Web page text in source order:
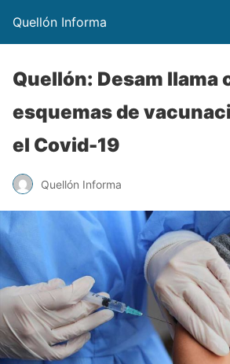
Quellón Informa
Quellón: Desam llama
esquemas de
el Covid-19
Quellón Informa